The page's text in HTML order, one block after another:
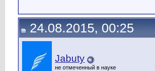
24.08.2015, 00:25
Jabuty
не отмеченный в науке